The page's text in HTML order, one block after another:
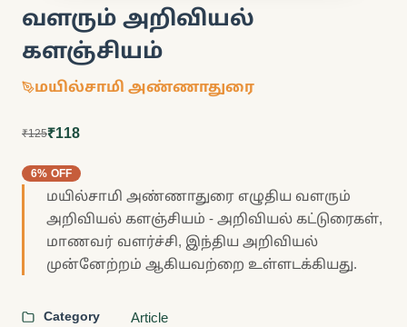
வளரும் அறிவியல்
களஞ்சியம்
மயில்சாமி அண்ணாதுரை
₹125₹118
6% OFF
மயில்சாமி அண்ணாதுரை எழுதிய வளரும்
அறிவியல் களஞ்சியம் - அறிவியல் கட்டுரைகள்,
மாணவர் வளர்ச்சி, இந்திய அறிவியல்
முன்னேற்றம் ஆகியவற்றை உள்ளடக்கியது.
Category Article